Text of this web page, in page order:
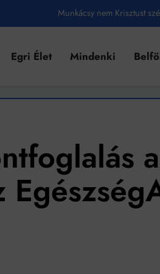
Munkácsy nem Krisztust
Amikor a Tetris
Az ördög még mindig Pradát
Egri Élet Mindenki